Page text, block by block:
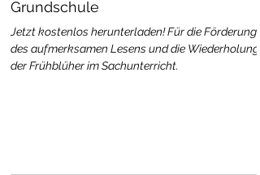
Grundschule
Jetzt kostenlos herunterladen! Für die Förderung
des aufmerksamen Lesens und die Wiederholung
der Frühblüher im Sachunterricht.